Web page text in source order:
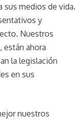
sus medios de vida.
y
Nuestros
están ahora
la legislación
en sus
nuestros